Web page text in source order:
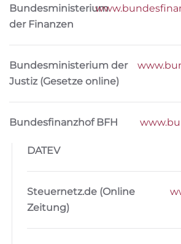
Bundesministerium
der Finanzen
Bundesministerium der
Justiz (Gesetze online)
Bundesfinanzhof BFH
DATEV
Steuernetz.de (Online
Zeitung)